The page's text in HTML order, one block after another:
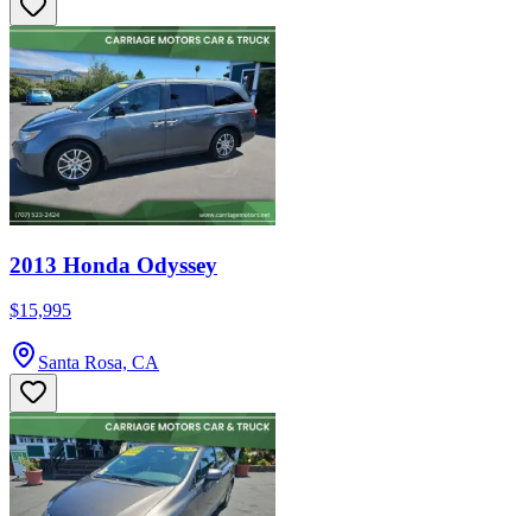
2013 Honda Odyssey
$15,995
Santa Rosa, CA